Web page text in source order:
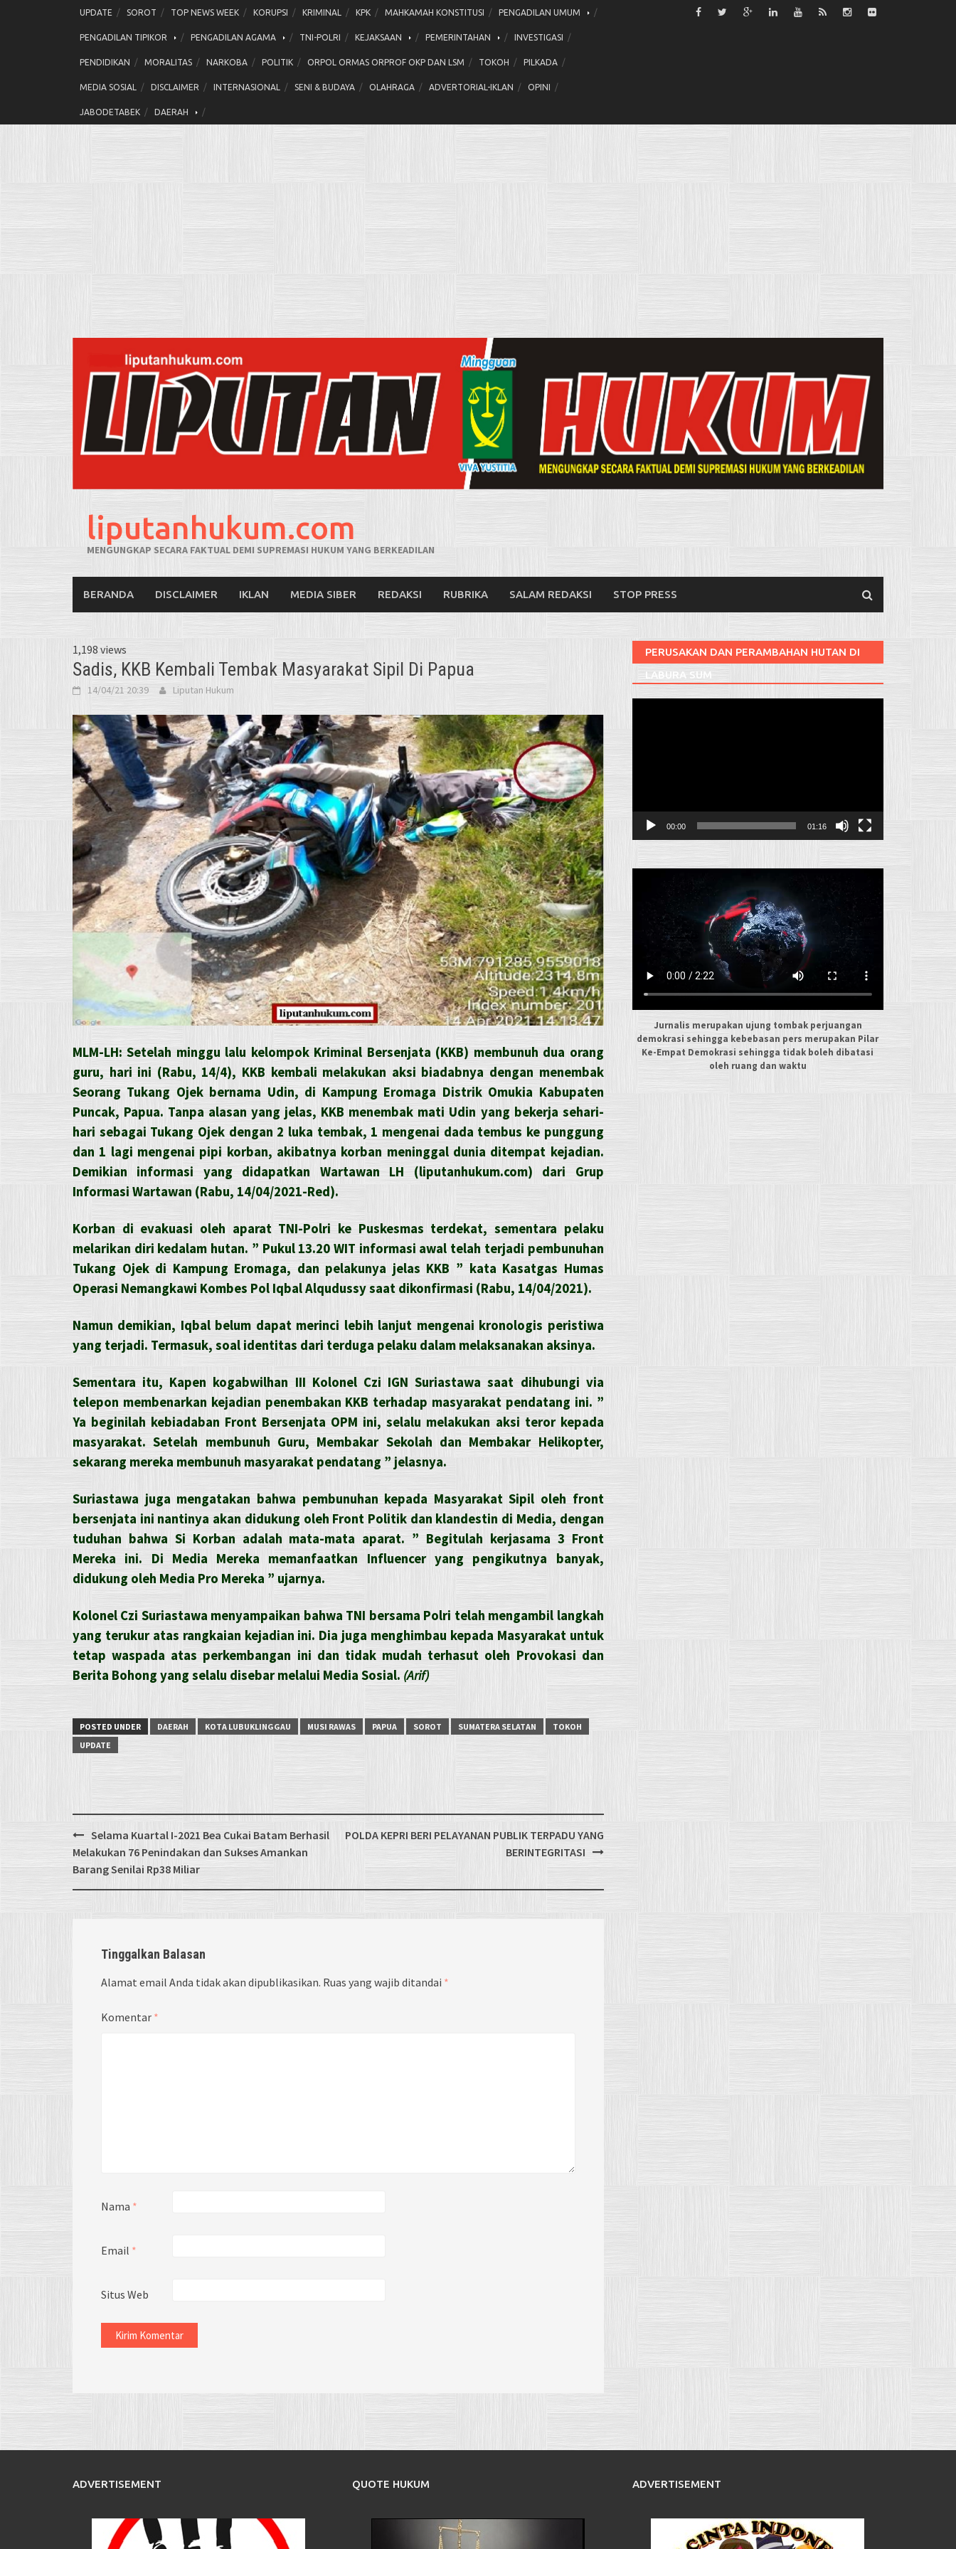
UPDATE SOROT TOP NEWS WEEK KORUPSI KRIMINAL KPK MAHKAMAH KONSTITUSI PENGADILAN UMUM
PENGADILAN TIPIKOR PENGADILAN AGAMA TNI-POLRI KEJAKSAAN PEMERINTAHAN INVESTIGASI
PENDIDIKAN MORALITAS NARKOBA POLITIK ORPOL ORMAS ORPROF OKP DAN LSM TOKOH PILKADA
MEDIA SOSIAL DISCLAIMER INTERNASIONAL SENI & BUDAYA OLAHRAGA ADVERTORIAL-IKLAN OPINI
JABODETABEK DAERAH
liputanhukum.com
MENGUNGKAP SECARA FAKTUAL DEMI SUPREMASI HUKUM YANG BERKEADILAN
BERANDA DISCLAIMER IKLAN MEDIA SIBER REDAKSI RUBRIKA SALAM REDAKSI STOP PRESS
1,198 views
Sadis, KKB Kembali Tembak Masyarakat Sipil Di Papua
14/04/21 20:39 Liputan Hukum
MLM-LH: Setelah minggu lalu kelompok Kriminal Bersenjata (KKB) membunuh dua orang
guru, hari ini (Rabu, 14/4), KKB kembali melakukan aksi biadabnya dengan menembak
Seorang Tukang Ojek bernama Udin, di Kampung Eromaga Distrik Omukia Kabupaten
Puncak, Papua. Tanpa alasan yang jelas, KKB menembak mati Udin yang bekerja sehari-
hari sebagai Tukang Ojek dengan 2 luka tembak, 1 mengenai dada tembus ke punggung
dan 1 lagi mengenai pipi korban, akibatnya korban meninggal dunia ditempat kejadian.
Demikian informasi yang didapatkan Wartawan LH (liputanhukum.com) dari Grup
Informasi Wartawan (Rabu, 14/04/2021-Red).
Korban di evakuasi oleh aparat TNI-Polri ke Puskesmas terdekat, sementara pelaku
melarikan diri kedalam hutan. ” Pukul 13.20 WIT informasi awal telah terjadi pembunuhan
Tukang Ojek di Kampung Eromaga, dan pelakunya jelas KKB ” kata Kasatgas Humas
Operasi Nemangkawi Kombes Pol Iqbal Alqudussy saat dikonfirmasi (Rabu, 14/04/2021).
Namun demikian, Iqbal belum dapat merinci lebih lanjut mengenai kronologis peristiwa
yang terjadi. Termasuk, soal identitas dari terduga pelaku dalam melaksanakan aksinya.
Sementara itu, Kapen kogabwilhan III Kolonel Czi IGN Suriastawa saat dihubungi via
telepon membenarkan kejadian penembakan KKB terhadap masyarakat pendatang ini. ”
Ya beginilah kebiadaban Front Bersenjata OPM ini, selalu melakukan aksi teror kepada
masyarakat. Setelah membunuh Guru, Membakar Sekolah dan Membakar Helikopter,
sekarang mereka membunuh masyarakat pendatang ” jelasnya.
Suriastawa juga mengatakan bahwa pembunuhan kepada Masyarakat Sipil oleh front
bersenjata ini nantinya akan didukung oleh Front Politik dan klandestin di Media, dengan
tuduhan bahwa Si Korban adalah mata-mata aparat. ” Begitulah kerjasama 3 Front
Mereka ini. Di Media Mereka memanfaatkan Influencer yang pengikutnya banyak,
didukung oleh Media Pro Mereka ” ujarnya.
Kolonel Czi Suriastawa menyampaikan bahwa TNI bersama Polri telah mengambil langkah
yang terukur atas rangkaian kejadian ini. Dia juga menghimbau kepada Masyarakat untuk
tetap waspada atas perkembangan ini dan tidak mudah terhasut oleh Provokasi dan
Berita Bohong yang selalu disebar melalui Media Sosial. (Arif)
POSTED UNDER DAERAH KOTA LUBUKLINGGAU MUSI RAWAS PAPUA SOROT SUMATERA SELATAN
TOKOH
UPDATE
Post
navigation
Selama Kuartal I-2021 Bea Cukai Batam Berhasil
Melakukan 76 Penindakan dan Sukses Amankan
Barang Senilai Rp38 Miliar
POLDA KEPRI BERI PELAYANAN PUBLIK TERPADU YANG
BERINTEGRITASI
Tinggalkan Balasan
Alamat email Anda tidak akan dipublikasikan. Ruas yang wajib ditandai *
Komentar *
Nama *
Email *
Situs Web
PERUSAKAN DAN PERAMBAHAN HUTAN DI
LABURA SUM
00:00 01:16
Jurnalis merupakan ujung tombak perjuangan
demokrasi sehingga kebebasan pers merupakan Pilar
Ke-Empat Demokrasi sehingga tidak boleh dibatasi
oleh ruang dan waktu
ADVERTISEMENT QUOTE HUKUM ADVERTISEMENT